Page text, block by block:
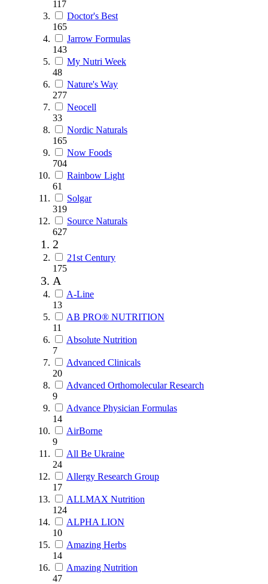
117
Doctor's Best
165
Jarrow Formulas
143
My Nutri Week
48
Nature's Way
277
Neocell
33
Nordic Naturals
165
Now Foods
704
Rainbow Light
61
Solgar
319
Source Naturals
627
2
21st Century
175
A
A-Line
13
AB PRO® NUTRITION
11
Absolute Nutrition
7
Advanced Clinicals
20
Advanced Orthomolecular Research
9
Advance Physician Formulas
14
AirBorne
9
All Be Ukraine
24
Allergy Research Group
17
ALLMAX Nutrition
124
ALPHA LION
10
Amazing Herbs
14
Amazing Nutrition
47